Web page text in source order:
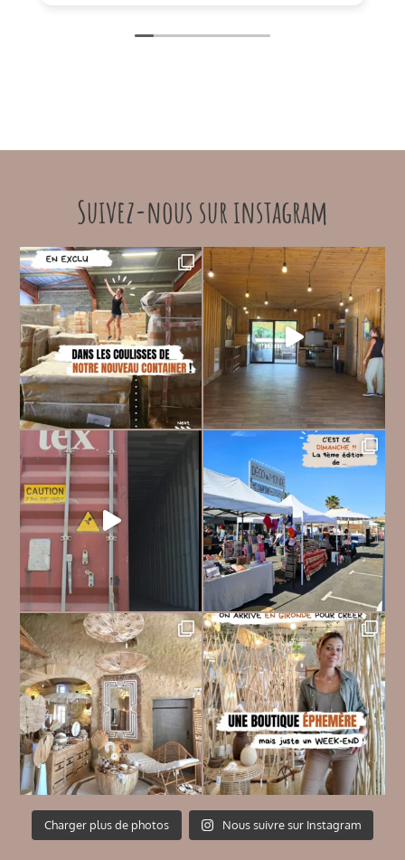
Suivez-nous sur instagram
Charger plus de photos Nous suivre sur Instagram